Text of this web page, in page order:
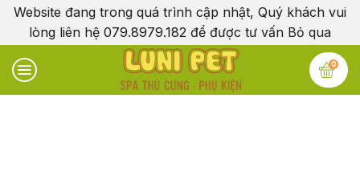
Website đang trong quá trình cập nhật, Quý khách vui
lòng liên hệ 079.8979.182 để được tư vấn Bỏ qua
0